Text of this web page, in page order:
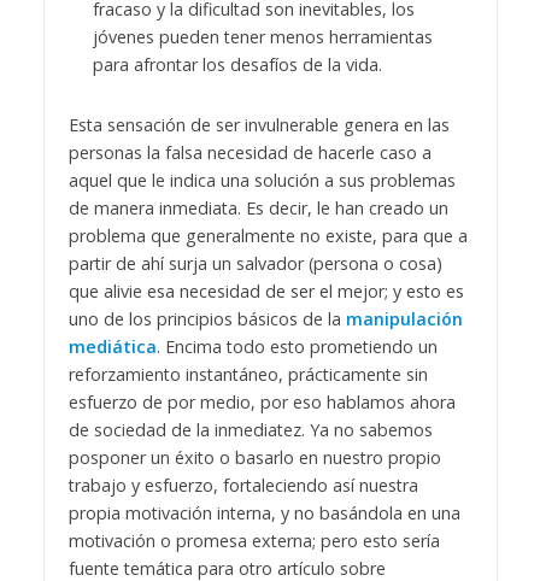
fracaso y la dificultad son inevitables, los
jóvenes pueden tener menos herramientas
para afrontar los desafíos de la vida.
Esta sensación de ser invulnerable genera en las
personas la falsa necesidad de hacerle caso a
aquel que le indica una solución a sus problemas
de manera inmediata. Es decir, le han creado un
problema que generalmente no existe, para que a
partir de ahí surja un salvador (persona o cosa)
que alivie esa necesidad de ser el mejor; y esto es
uno de los principios básicos de la manipulación
mediática. Encima todo esto prometiendo un
reforzamiento instantáneo, prácticamente sin
esfuerzo de por medio, por eso hablamos ahora
de sociedad de la inmediatez. Ya no sabemos
posponer un éxito o basarlo en nuestro propio
trabajo y esfuerzo, fortaleciendo así nuestra
propia motivación interna, y no basándola en una
motivación o promesa externa; pero esto sería
fuente temática para otro artículo sobre